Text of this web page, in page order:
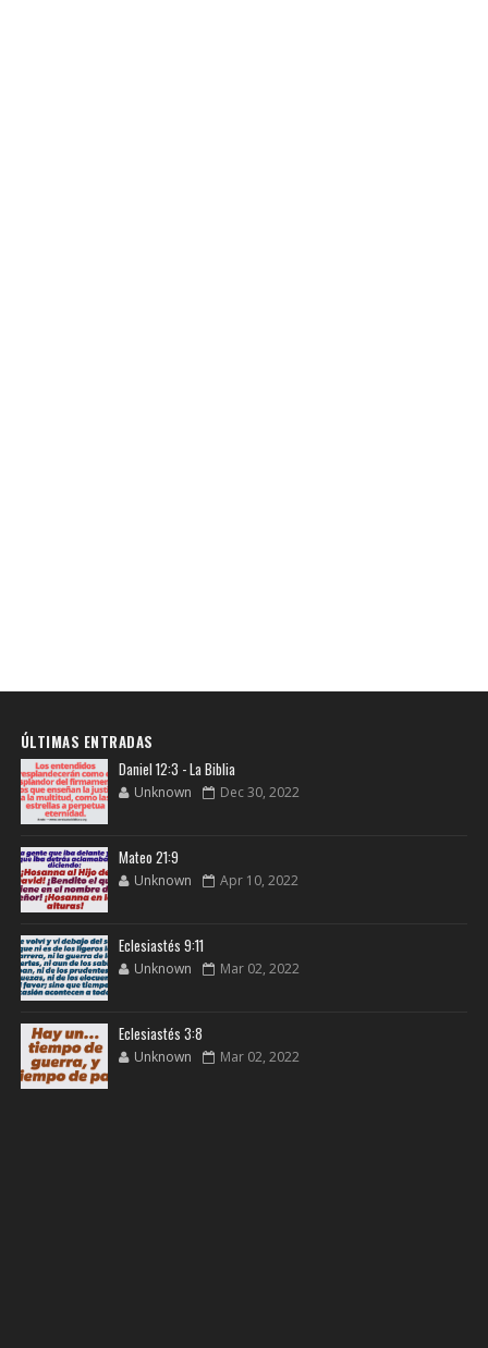
ÚLTIMAS ENTRADAS
Daniel 12:3 - La Biblia
Unknown Dec 30, 2022
Mateo 21:9
Unknown Apr 10, 2022
Eclesiastés 9:11
Unknown Mar 02, 2022
Eclesiastés 3:8
Unknown Mar 02, 2022